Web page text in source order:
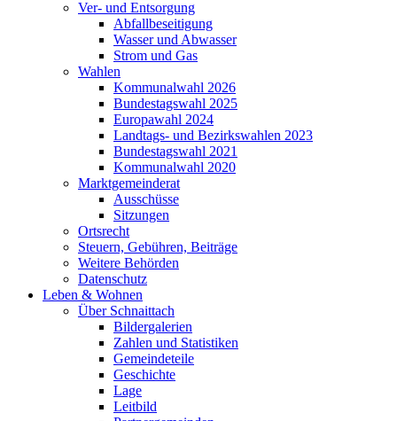
Ver- und Entsorgung
Abfallbeseitigung
Wasser und Abwasser
Strom und Gas
Wahlen
Kommunalwahl 2026
Bundestagswahl 2025
Europawahl 2024
Landtags- und Bezirkswahlen 2023
Bundestagswahl 2021
Kommunalwahl 2020
Marktgemeinderat
Ausschüsse
Sitzungen
Ortsrecht
Steuern, Gebühren, Beiträge
Weitere Behörden
Datenschutz
Leben & Wohnen
Über Schnaittach
Bildergalerien
Zahlen und Statistiken
Gemeindeteile
Geschichte
Lage
Leitbild